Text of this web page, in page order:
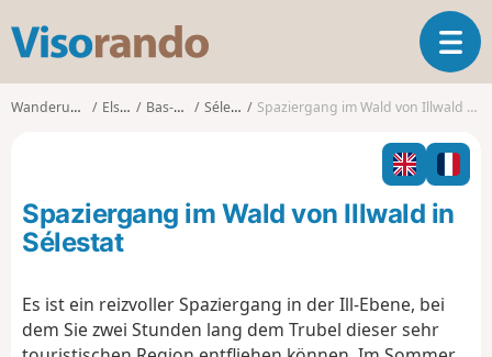
s
o
o
T
o
g
l
n
a
i
Wanderungen Elsass Bas-Rhin Sélestat Spaziergang im Wald von Illwald in Sélestat
Spaziergang im Wald von Illwald in
Sélestat
Es ist ein reizvoller Spaziergang in der Ill-Ebene, bei
dem Sie zwei Stunden lang dem Trubel dieser sehr